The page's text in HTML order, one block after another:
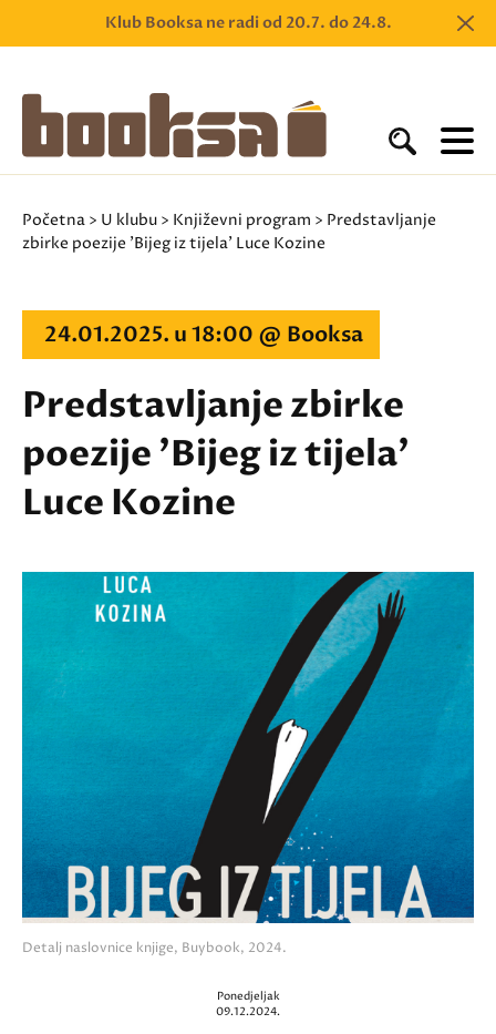
Klub Booksa ne radi od 20.7. do 24.8.
Početna > U klubu > Književni program > Predstavljanje
zbirke poezije 'Bijeg iz tijela' Luce Kozine
24.01.2025. u 18:00 @ Booksa
Predstavljanje zbirke
poezije 'Bijeg iz tijela'
Luce Kozine
Detalj naslovnice knjige, Buybook, 2024.
Ponedjeljak
09.12.2024.